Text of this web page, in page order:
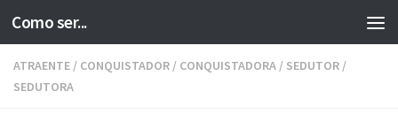
Skip to content
Como ser...
ATRAENTE / CONQUISTADOR / CONQUISTADORA / SEDUTOR /
SEDUTORA